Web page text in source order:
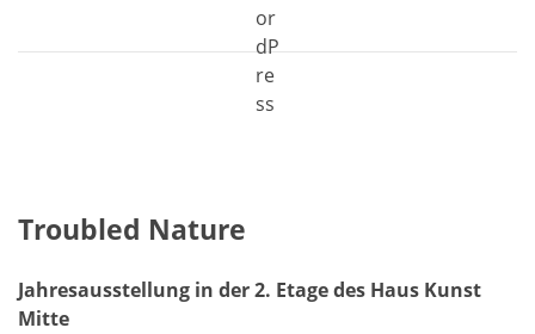
Troubled Nature
Jahresausstellung in der 2. Etage des Haus Kunst
Mitte